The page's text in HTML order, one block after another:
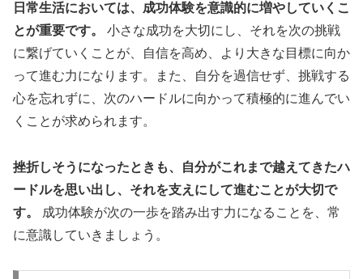
日常生活においては、成功体験を意識的に増やしていくこ
とが重要です。
小さな成功を大切にし、それを次の挑戦
に繋げていくことが、自信を高め、より大きな目標に向か
って進む力になります。また、自分を過信せず、挑戦する
心を忘れずに、次のハードルに向かって積極的に進んでい
くことが求められます。
挫折しそうになったときも、自分がこれまで越えてきたハ
ードルを思い出し、それを支えにして進むことが大切で
す。
成功体験が次の一歩を踏み出す力になることを、常
に意識していきましょう。